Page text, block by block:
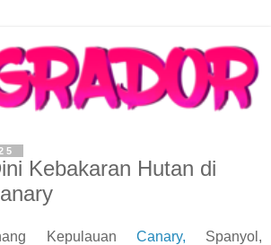
Kebakaran Hutan di
Kepulauan Canary, Spanyol,